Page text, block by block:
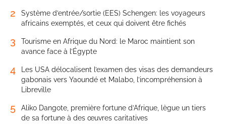
2
Système d’entrée/sortie (EES) Schengen: les voyageurs
africains exemptés, et ceux qui doivent être fichés
3
Tourisme en Afrique du Nord: le Maroc maintient son
avance face à l’Égypte
4
Les USA délocalisent l’examen des visas des demandeurs
gabonais vers Yaoundé et Malabo, l’incompréhension à
Libreville
5
Aliko Dangote, première fortune d’Afrique, lègue un tiers
de sa fortune à des œuvres caritatives